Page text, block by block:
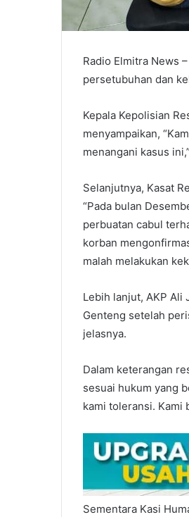
Radio Elmitra News
persetubuhan dan
Kepala Kepolisian
menyampaikan,
menangani kasus
Selanjutnya, Kasat
“Pada bulan
perbuatan cabul
korban
malah melakukan
Lebih lanjut, AKP Ali
Genteng setelah
jelasnya.
Dalam keterangan
sesuai hukum yang
kami toleransi. Kami
Sementara Kasi